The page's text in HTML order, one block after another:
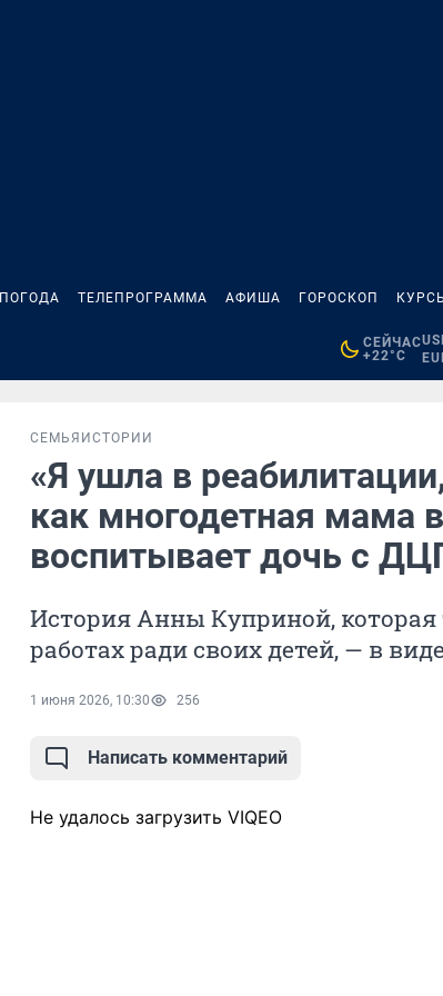
ПОГОДА ТЕЛЕПРОГРАММА АФИША ГОРОСКОП
СЕЙЧАС
+22°C
СЕМЬЯ ИСТОРИИ
«Я ушла в
как многодетная мама
воспитывает дочь с
История Анны Куприной, которая
работах ради своих детей, — в
1 июня 2026, 10:30 256
Написать комментарий
Не удалось загрузить VIQEO